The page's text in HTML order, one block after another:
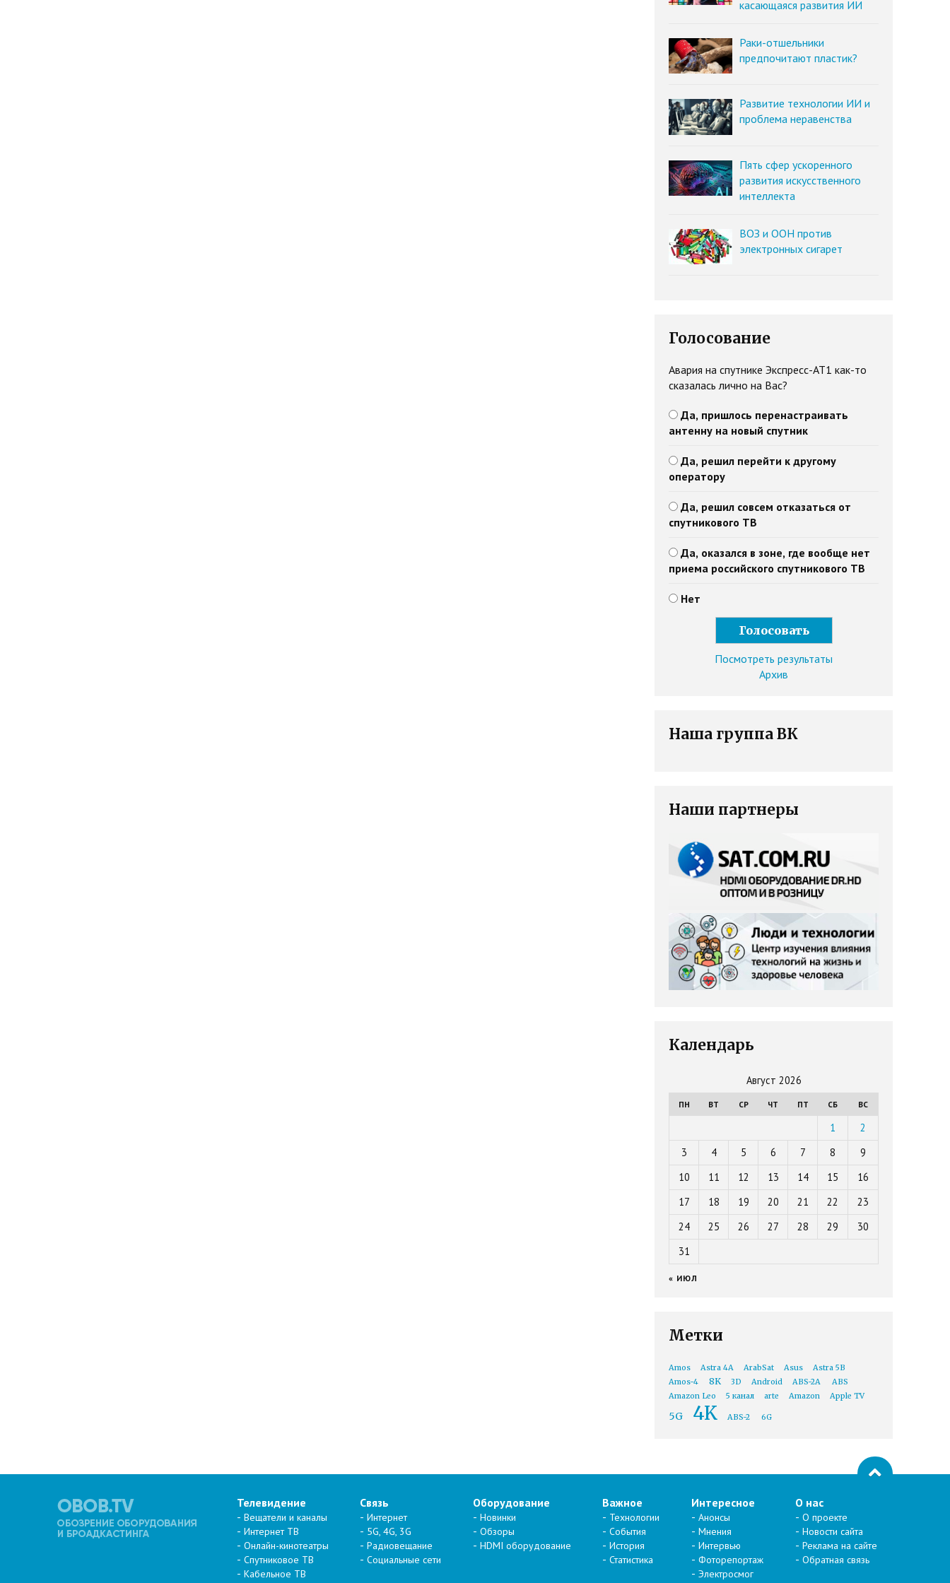
касающаяся развития ИИ
Раки-отшельники
предпочитают пластик?
Развитие технологии ИИ и
проблема неравенства
Пять сфер ускоренного
развития искусственного
интеллекта
ВОЗ и ООН против
электронных сигарет
Голосование
Авария на спутнике Экспресс-АТ1 как-то
сказалась лично на Вас?
Да, пришлось перенастраивать
антенну на новый спутник
Да, решил перейти к другому
оператору
Да, решил совсем отказаться от
спутникового ТВ
Да, оказался в зоне, где вообще нет
приема российского спутникового ТВ
Нет
Посмотреть результаты
Архив
Наша группа ВК
Наши партнеры
Календарь
Август 2026
ПН ВТ СР ЧТ ПТ СБ ВС
1
2
3
4 5 6 7 8
9
10
11 12 13 14 15
16
17
18 19 20 21 22
23
24
25 26 27 28 29
30
31
« ИЮЛ
Метки
Amos Astra 4A ArabSat Asus
Astra 5B
Amos-4
8K 3D Android ABS-2A
ABS
Amazon Leo
5 канал arte Amazon Apple TV
5G 4K ABS-2 6G
Телевидение
Вещатели и каналы
Интернет ТВ
Онлайн-кинотеатры
Спутниковое ТВ
Кабельное ТВ
Связь
Интернет
5G, 4G, 3G
Радиовещание
Социальные сети
Оборудование
Новинки
Обзоры
HDMI оборудование
Важное
Технологии
События
История
Статистика
Интересное
Анонсы
Мнения
Интервью
Фоторепортаж
Электросмог
О нас
О проекте
Новости сайта
Реклама на сайте
Обратная связь